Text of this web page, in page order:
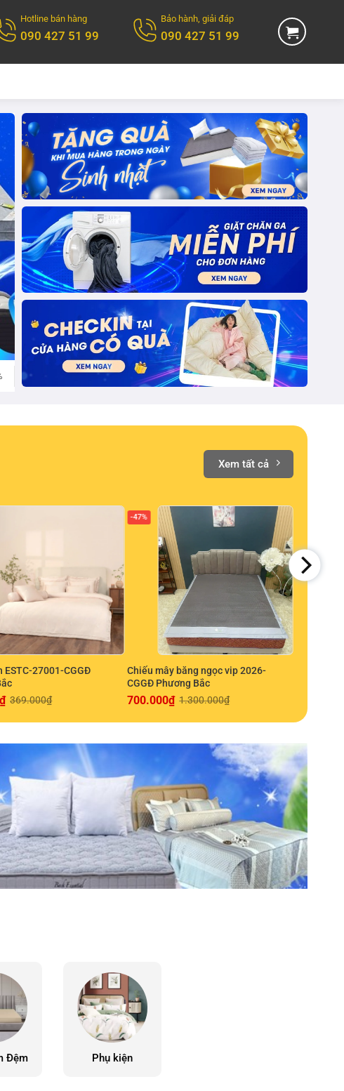
Hotline bán hàng
090 427 51 99
Bảo hành, giải đáp
090 427 51 99
Mua nệm tặng bà xã nhân ngày
Xem tất cả
ESTC-27001-CGGĐ
369.000₫
₫
-47%
Chiếu mây băng ngọc vip 2026-
CGGĐ Phương Bắc
1.300.000₫
700.000₫
Đệm Phụ kiện